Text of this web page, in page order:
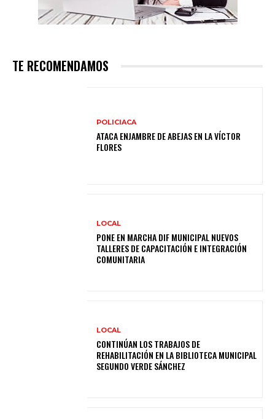
TE RECOMENDAMOS
POLICIACA
ATACA ENJAMBRE DE ABEJAS EN LA VÍCTOR
FLORES
LOCAL
PONE EN MARCHA DIF MUNICIPAL NUEVOS
TALLERES DE CAPACITACIÓN E INTEGRACIÓN
COMUNITARIA
LOCAL
CONTINÚAN LOS TRABAJOS DE
REHABILITACIÓN EN LA BIBLIOTECA MUNICIPAL
SEGUNDO VERDE SÁNCHEZ